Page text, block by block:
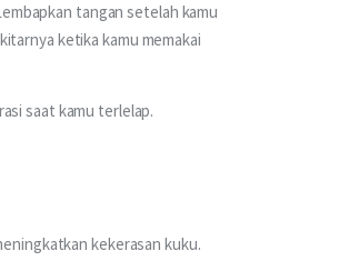
tangan setelah kamu
ketika kamu memakai
saat kamu terlelap.
kekerasan kuku.